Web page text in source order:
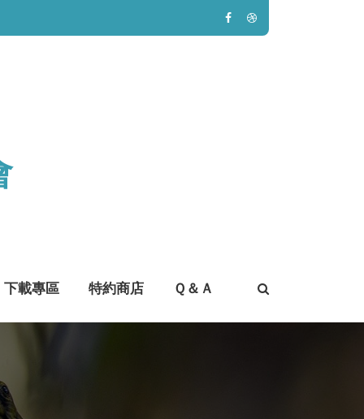
下載專區 特約商店 Ｑ＆Ａ